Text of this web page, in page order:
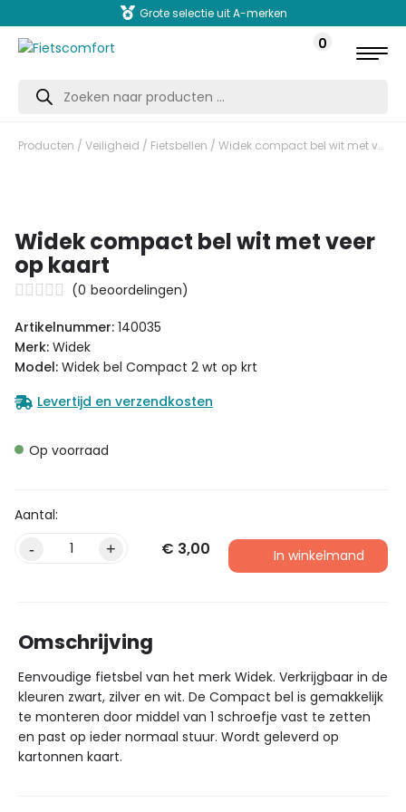
Grote selectie uit A-merken
0
Producten
zoeken
Producten / Veiligheid / Fietsbellen / Widek compact bel wit met veer op kaart
Widek compact bel wit met veer
op kaart
(0 beoordelingen)
Artikelnummer: 140035
Merk: Widek
Model: Widek bel Compact 2 wt op krt
Levertijd en verzendkosten
Op voorraad
- + € 3,00 In winkelmand
Omschrijving
Eenvoudige fietsbel van het merk Widek. Verkrijgbaar in de
kleuren zwart, zilver en wit. De Compact bel is gemakkelijk
te monteren door middel van 1 schroefje vast te zetten
en past op ieder normaal stuur. Wordt geleverd op
kartonnen kaart.